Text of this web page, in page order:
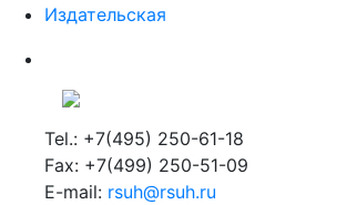
Издательская
Tel.: +7(495) 250-61-18
Fax: +7(499) 250-51-09
E-mail: rsuh@rsuh.ru